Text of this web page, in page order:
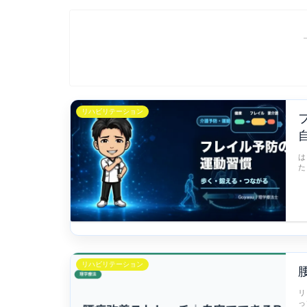
リハビリテーション
リハビリテーション